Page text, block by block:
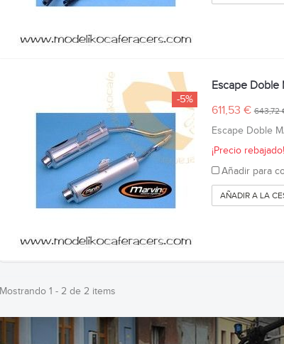
-5%
Escape Doble
611,53 €643,72
Escape Doble
¡Precio rebajado!
Añadir para
AÑADIR A LA
Mostrando 1 - 2 de 2 items